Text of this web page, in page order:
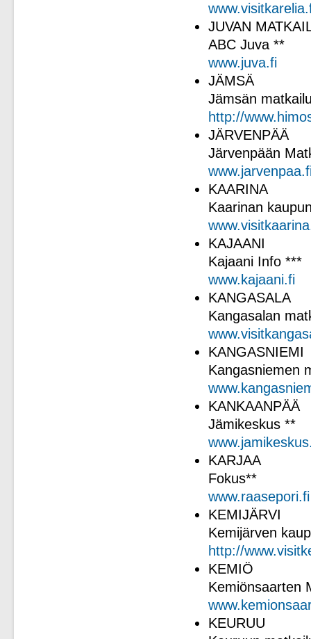
JUVAN
ABC Juva **
www.juva.fi
JÄMSÄ
Jämsän
http://
JÄRVENPÄÄ
Järvenpään
KAARINA
Kaarinan
KAJAANI
Kajaani Info ***
www.kajaani.fi
KANGASALA
Kangasalan
KANGASNIEMI
Kangasniemen
KANKAANPÄÄ
Jämikeskus **
KARJAA
Fokus**
www.raasepori.fi
KEMIJÄRVI
Kemijärven
http://
KEMIÖ
Kemiönsaarten
KEURUU